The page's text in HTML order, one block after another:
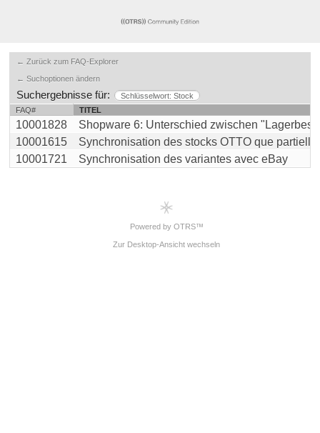
← Zurück zum FAQ-Explorer
← Suchoptionen ändern
Suchergebnisse für:
Schlüsselwort: Stock
FAQ#
TITEL
10001828
Shopware 6: Unterschied zwischen
10001615
Synchronisation des stocks OTTO que
10001721
Synchronisation des variantes avec eBay
Powered by OTRS™
Zur Desktop-Ansicht wechseln